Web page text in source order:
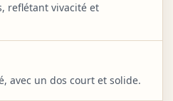
reflétant vivacité et
avec un dos court et solide.